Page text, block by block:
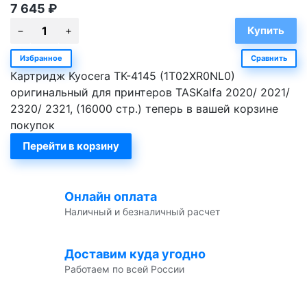
7 645 ₽
Избранное Сравнить
Картридж Kyocera TK-4145 (1T02XR0NL0)
оригинальный для принтеров TASKalfa 2020/ 2021/
2320/ 2321, (16000 стр.) теперь в вашей корзине
покупок
Перейти в корзину
Онлайн оплата
Наличный и безналичный расчет
Доставим куда угодно
Работаем по всей России